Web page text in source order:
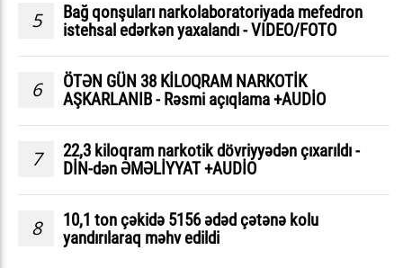
5
Bağ qonşuları narkolaboratoriyada mefedron
istehsal edərkən yaxalandı - VIDEO/FOTO
6
ÖTƏN GÜN 38 KİLOQRAM NARKOTİK
AŞKARLANIB - Rəsmi açıqlama +AUDİO
7
22,3 kiloqram narkotik dövriyyədən çıxarıldı -
DİN-dən ƏMƏLİYYAT +AUDİO
8
10,1 ton çəkidə 5156 ədəd çətənə kolu
yandırılaraq məhv edildi